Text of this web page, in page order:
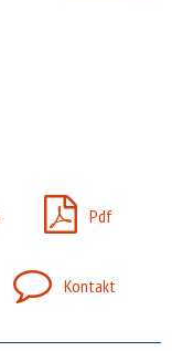
Pdf
Kontakt